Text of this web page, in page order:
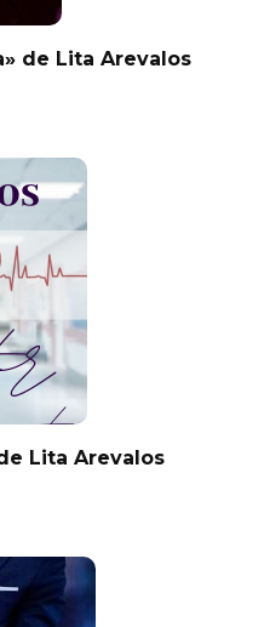
de Lita Arevalos
Lita Arevalos